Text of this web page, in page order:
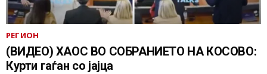
РЕГИОН
(ВИДЕО) ХАОС ВО СОБРАНИЕТО НА КОСОВО:
Курти гаѓан со јајца